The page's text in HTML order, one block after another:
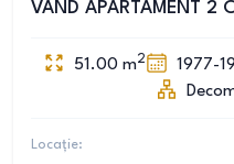
VAND APARTAMENT 2
51.00 m2 1977-
Locație: